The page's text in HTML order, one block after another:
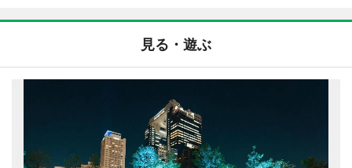
見る・遊ぶ